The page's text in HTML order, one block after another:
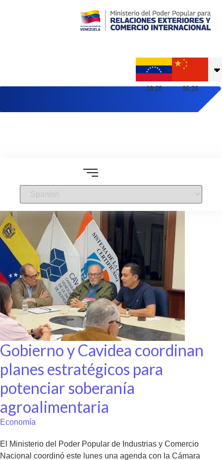
18:28 06:28
Gobierno y Cavidea coordinan
planes estratégicos para
potenciar soberanía
agroalimentaria
Economía
El Ministerio del Poder Popular de Industrias y Comercio
Nacional coordinó este lunes una agenda con la Cámara